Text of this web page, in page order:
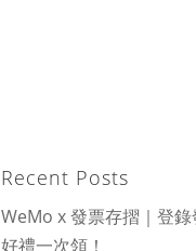
Recent Posts
WeMo x 發票存摺｜登
好禮一次領！